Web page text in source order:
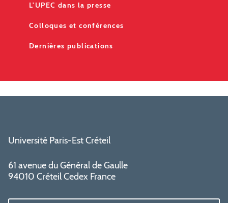
L'UPEC dans la presse
Colloques et conférences
Dernières publications
Université Paris-Est Créteil
61 avenue du Général de Gaulle
94010 Créteil Cedex France